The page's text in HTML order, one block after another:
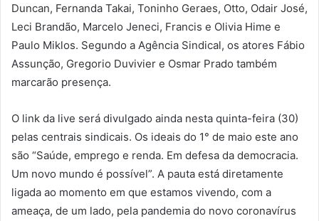
Duncan, Fernanda Takai, Toninho Geraes, Otto, Odair José,
Leci Brandão, Marcelo Jeneci, Francis e Olivia Hime e
Paulo Miklos. Segundo a Agência Sindical, os atores Fábio
Assunção, Gregorio Duvivier e Osmar Prado também
marcarão presença.
O link da live será divulgado ainda nesta quinta-feira (30)
pelas centrais sindicais. Os ideais do 1° de maio este ano
são “Saúde, emprego e renda. Em defesa da democracia.
Um novo mundo é possível”. A pauta está diretamente
ligada ao momento em que estamos vivendo, com a
ameaça, de um lado, pela pandemia do novo coronavírus